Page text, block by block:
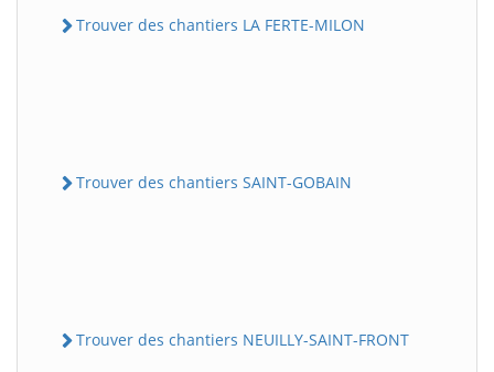
Trouver des chantiers LA FERTE-MILON
Trouver des chantiers SAINT-GOBAIN
Trouver des chantiers NEUILLY-SAINT-FRONT